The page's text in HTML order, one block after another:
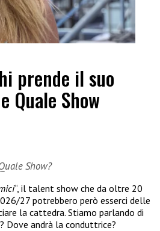
prende il suo
Quale Show
Show?
“, il talent show che da oltre 20
27 potrebbero però esserci delle
la cattedra. Stiamo parlando di
Dove andrà la conduttrice?